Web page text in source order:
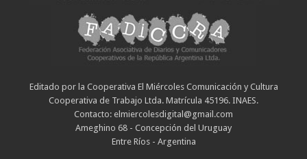
Editado por la Cooperativa El Miércoles Comunicación y Cultura
Cooperativa de Trabajo Ltda. Matrícula 45196. INAES.
Contacto: elmiercolesdigital@gmail.com
Ameghino 68 - Concepción del Uruguay
Entre Ríos - Argentina